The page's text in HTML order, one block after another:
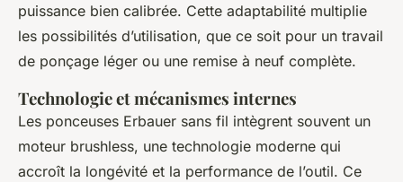
puissance bien calibrée. Cette adaptabilité multiplie
les possibilités d’utilisation, que ce soit pour un travail
de ponçage léger ou une remise à neuf complète.
Technologie et mécanismes internes
Les ponceuses Erbauer sans fil intègrent souvent un
moteur brushless, une technologie moderne qui
accroît la longévité et la performance de l’outil. Ce